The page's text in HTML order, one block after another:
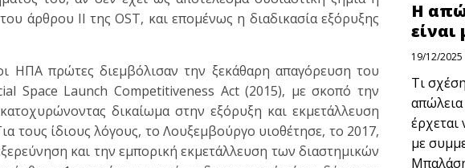
άρθρου ΙΙ της OST, και επομένως η διαδικασία εξόρυξης
ΗΠΑ πρώτες διεμβόλισαν την ξεκάθαρη απαγόρευση του
Space Launch Competitiveness Act (2015), με σκοπό την
δικαίωμα στην εξόρυξη και εκμετάλλευση
τους ίδιους λόγους, το Λουξεμβούργο υιοθέτησε, το 2017,
και την εμπορική εκμετάλλευση των διαστημικών
Η
19/12/2025
Τι
με